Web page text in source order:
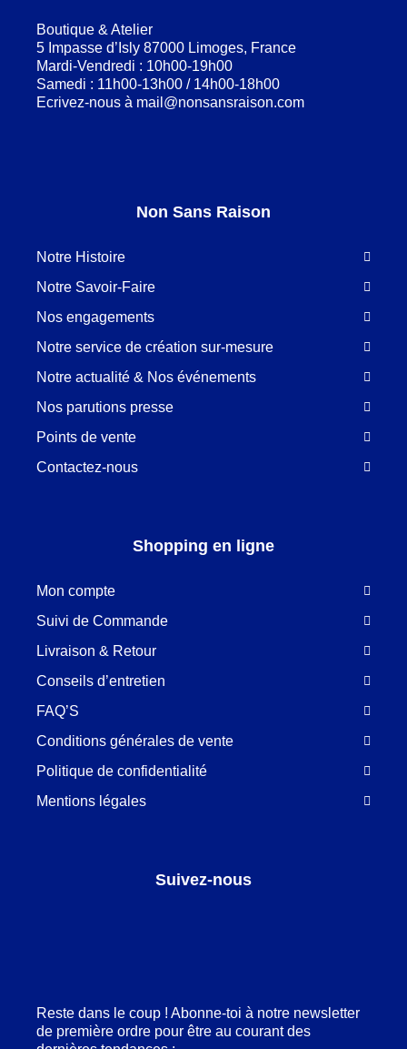
Boutique & Atelier
5 Impasse d’Isly 87000 Limoges, France
Mardi-Vendredi : 10h00-19h00
Samedi : 11h00-13h00 / 14h00-18h00
Ecrivez-nous à mail@nonsansraison.com
Non Sans Raison
Notre Histoire
Notre Savoir-Faire
Nos engagements
Notre service de création sur-mesure
Notre actualité & Nos événements
Nos parutions presse
Points de vente
Contactez-nous
Shopping en ligne
Mon compte
Suivi de Commande
Livraison & Retour
Conseils d’entretien
FAQ’S
Conditions générales de vente
Politique de confidentialité
Mentions légales
Suivez-nous
Reste dans le coup ! Abonne-toi à notre newsletter
de première ordre pour être au courant des